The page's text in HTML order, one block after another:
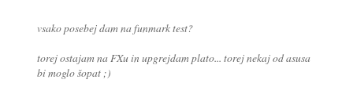
vsako posebej dam na funmark test?
torej ostajam na FXu in upgrejdam plato... torej nekaj od asusa
bi moglo šopat ;)